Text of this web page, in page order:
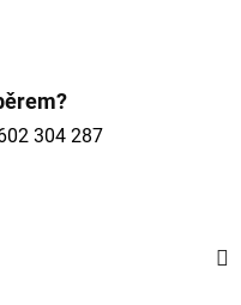
304 287